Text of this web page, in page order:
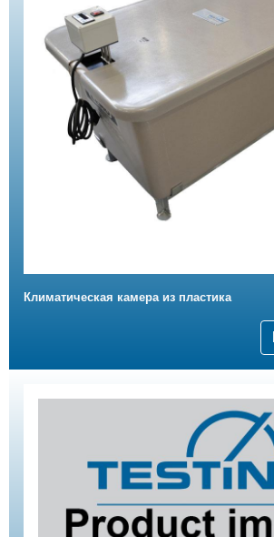
Климатическая камера из пластика